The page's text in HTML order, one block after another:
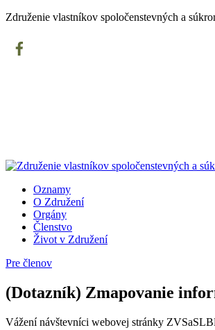
Združenie vlastníkov spoločenstevných a
Oznamy
O Združení
Orgány
Členstvo
Život v Združení
Pre členov
(Dotazník) Zmapovanie
Vážení návštevníci webovej stránky